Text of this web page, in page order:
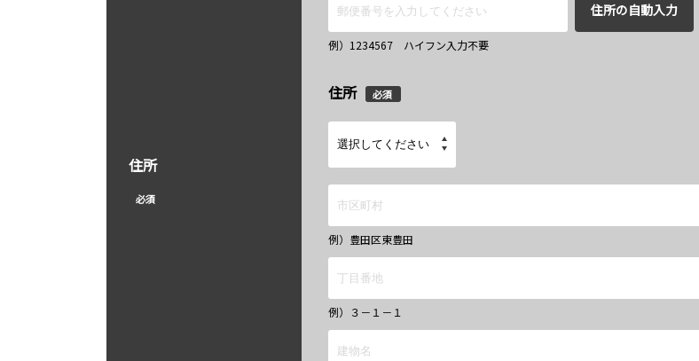
住所
必須
住所の自動入力
例）1234567 ハイフン入力不要
住所 必須
例）豊田区東豊田
例）３－１－１